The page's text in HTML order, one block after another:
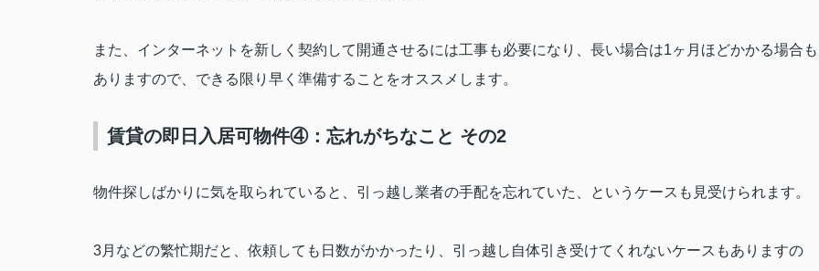
また、インターネットを新しく契約して開通させるには工事も必要になり、長い場合は1ヶ月ほどかかる場合も
ありますので、できる限り早く準備することをオススメします。
賃貸の即日入居可物件④：忘れがちなこと その2
物件探しばかりに気を取られていると、引っ越し業者の手配を忘れていた、というケースも見受けられます。
3月などの繁忙期だと、依頼しても日数がかかったり、引っ越し自体引き受けてくれないケースもありますの